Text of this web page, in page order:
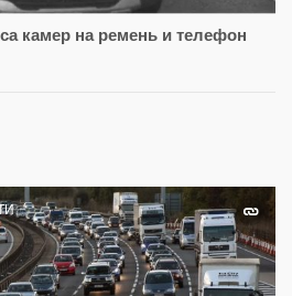
камер на ремень и телефон